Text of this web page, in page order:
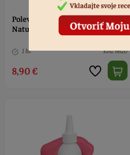
Poleva čokoládová Natural Drip
Natural vanilka 100 ml
1 ks Kód: 6620
8,90 €